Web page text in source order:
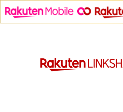
【1円からお支払い可能】